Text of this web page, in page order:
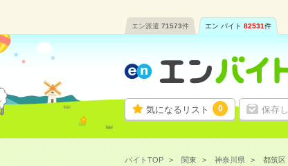
エン派遣 71573件 エン バイト 82531件
気になるリスト 0 保存
バイトTOP 関東 神奈川県 都筑区